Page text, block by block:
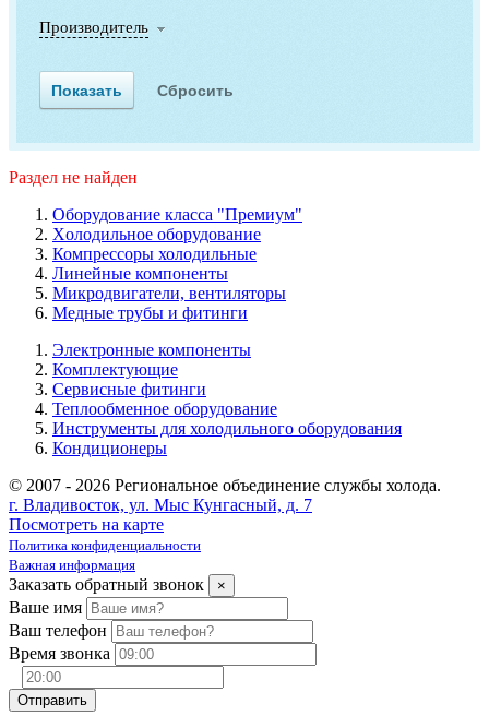
Производитель
Раздел не найден
Оборудование класса "Премиум"
Xолодильное оборудование
Компрессоры холодильные
Линейные компоненты
Микродвигатели, вентиляторы
Медные трубы и фитинги
Электронные компоненты
Комплектующие
Сервисные фитинги
Теплообменное оборудование
Инструменты для холодильного оборудования
Кондиционеры
© 2007 - 2026 Региональное объединение службы холода.
г. Владивосток, ул. Мыс Кунгасный, д. 7
Посмотреть на карте
Политика конфиденциальности
Важная информация
Заказать обратный звонок ×
Ваше имя
Ваш телефон
Время звонка